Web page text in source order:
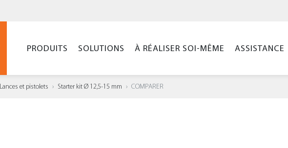
PRODUITS SOLUTIONS À RÉALISER SOI-MÊME ASSISTANCE
Lances et pistolets Starter kit Ø 12,5-15 mm COMPARER